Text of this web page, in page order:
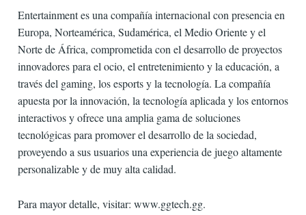
Entertainment es una compañía internacional con presencia en
Europa, Norteamérica, Sudamérica, el Medio Oriente y el
Norte de África, comprometida con el desarrollo de proyectos
innovadores para el ocio, el entretenimiento y la educación, a
través del gaming, los esports y la tecnología. La compañía
apuesta por la innovación, la tecnología aplicada y los entornos
interactivos y ofrece una amplia gama de soluciones
tecnológicas para promover el desarrollo de la sociedad,
proveyendo a sus usuarios una experiencia de juego altamente
personalizable y de muy alta calidad.
Para mayor detalle, visitar: www.ggtech.gg.